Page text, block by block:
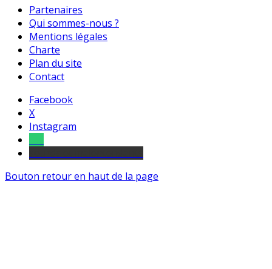
Partenaires
Qui sommes-nous ?
Mentions légales
Charte
Plan du site
Contact
Facebook
X
Instagram
Bouton retour en haut de la page